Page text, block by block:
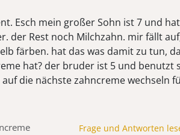
Esch mein großer Sohn ist 7 und
der Rest noch Milchzahn. mir fällt
färben. hat das was damit zu tun,
hat? der bruder ist 5 und benutzt
die nächste zahncreme wechseln
Frage und Antworten